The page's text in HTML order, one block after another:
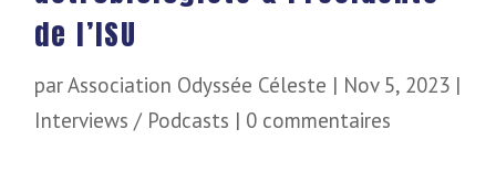
de l’ISU
parAssociation Odyssée Céleste | Nov 5, 2023 |
Interviews / Podcasts | 0 commentaires